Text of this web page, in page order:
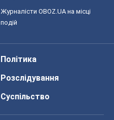
Журналісти OBOZ.UA на місці
подій
Політика
Розслідування
Суспільство